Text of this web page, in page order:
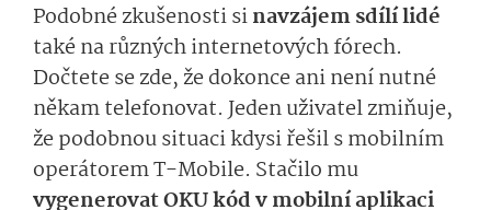
Podobné zkušenosti sinavzájem sdílí lidé
také na různých internetových fórech.
Dočtete se zde, že dokonce ani není nutné
někam telefonovat. Jeden uživatel zmiňuje,
že podobnou situaci kdysi řešil s mobilním
operátorem T-Mobile. Stačilo mu
vygenerovat OKU kód v mobilní aplikaci